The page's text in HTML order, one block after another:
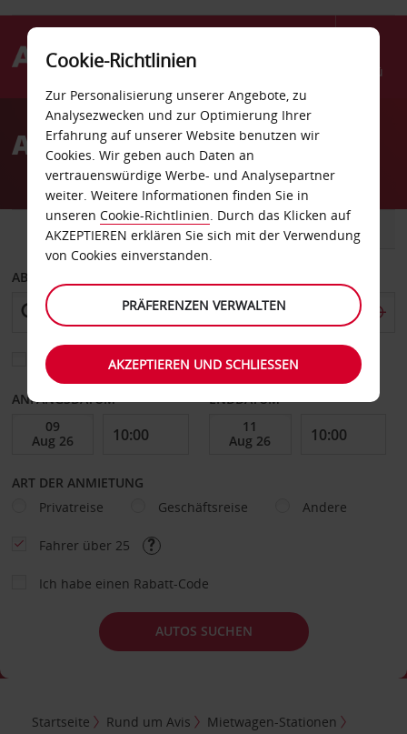
Menü
AvisAutovermietung Caserta
FAHRZEUG TRANSPORTER
ABHOLEN VON
Eine andere Rückgabestation auswählen
ANFANGSDATUM ENDDATUM
ART DER ANMIETUNG
Privatreise
Geschäftsreise Andere
Fahrer über 25
Ich habe einen Rabatt-Code
AUTOS SUCHEN
Startseite Rund um Avis
Mietwagen-Stationen
Cookie-Richtlinien
Zur Personalisierung unserer Angebote, zu
Analysezwecken und zur Optimierung Ihrer
Erfahrung auf unserer Website benutzen wir
Cookies. Wir geben auch Daten an
vertrauenswürdige Werbe- und Analysepartner
weiter. Weitere Informationen finden Sie in
unseren Cookie-Richtlinien. Durch das Klicken auf
AKZEPTIEREN erklären Sie sich mit der Verwendung
von Cookies einverstanden.
PRÄFERENZEN VERWALTEN
AKZEPTIEREN UND SCHLIESSEN